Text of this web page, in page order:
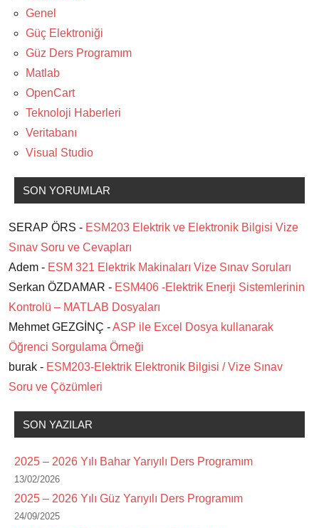
Genel
Güç Elektroniği
Güz Ders Programım
Matlab
OpenCart
Teknoloji Haberleri
Veritabanı
Visual Studio
SON YORUMLAR
SERAP ÖRS - ESM203 Elektrik ve Elektronik Bilgisi Vize
Sınav Soru ve Cevapları
Adem - ESM 321 Elektrik Makinaları Vize Sınav Soruları
Serkan ÖZDAMAR - ESM406 -Elektrik Enerji Sistemlerinin
Kontrolü – MATLAB Dosyaları
Mehmet GEZGİNÇ -ASP ile Excel Dosya kullanarak
Öğrenci Sorgulama Örneği
burak - ESM203-Elektrik Elektronik Bilgisi / Vize Sınav
Soru ve Çözümleri
SON YAZILAR
2025 – 2026 Yılı Bahar Yarıyılı Ders Programım
13/02/2026
2025 – 2026 Yılı Güz Yarıyılı Ders Programım
24/09/2025